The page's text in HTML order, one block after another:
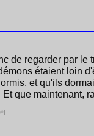
de regarder par le
étaient loin
et qu'ils
que maintenant,
#]